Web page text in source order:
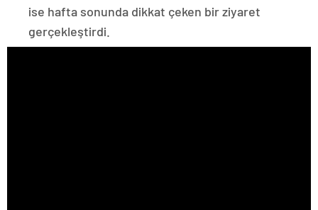
ise hafta sonunda dikkat çeken bir ziyaret
gerçekleştirdi.